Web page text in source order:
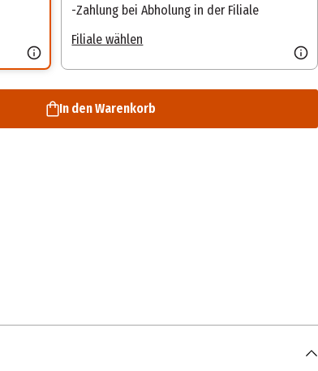
Zahlung bei Abholung in der Filiale
Filiale wählen
In den Warenkorb